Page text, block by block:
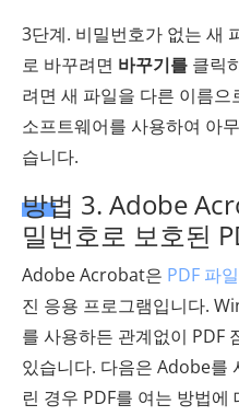
3단계. 비밀번호가 없는 새
로 바꾸려면 바꾸기를 클릭
려면 새 파일을 다른 이름
소프트웨어를 사용하여 아
습니다.
방법 3. Adobe
밀번호로 보호된
Adobe Acrobat은 PDF 파
진 응용 프로그램입니다.
를 사용하든 관계없이 PDF
있습니다. 다음은 Adobe를
린 경우 PDF를 여는 방법에